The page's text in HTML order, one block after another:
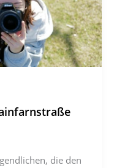
die den